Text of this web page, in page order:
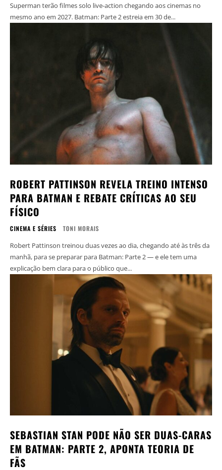
Superman terão filmes solo live-action chegando aos cinemas no
mesmo ano em 2027. Batman: Parte 2 estreia em 30 de...
ROBERT PATTINSON REVELA TREINO INTENSO
PARA BATMAN E REBATE CRÍTICAS AO SEU
FÍSICO
CINEMA E SÉRIES TONI MORAIS
Robert Pattinson treinou duas vezes ao dia, chegando até às três da
manhã, para se preparar para Batman: Parte 2 — e ele tem uma
explicação bem clara para o público que...
SEBASTIAN STAN PODE NÃO SER DUAS-CARAS
EM BATMAN: PARTE 2, APONTA TEORIA DE
FÃS